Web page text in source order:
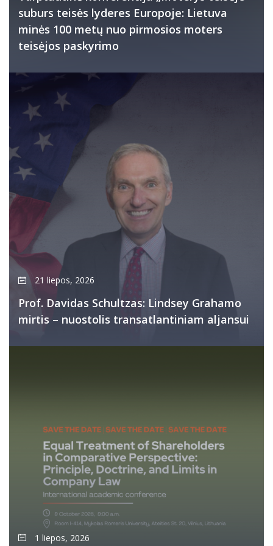
suburs teisės lyderes Europoje: Lietuva
minės 100 metų nuo pirmosios moters
teisėjos paskyrimo
21 liepos, 2026
Prof. Davidas Schultzas: Lindsey Grahamo
mirtis – nuostolis transatlantiniam aljansui
1 liepos, 2026